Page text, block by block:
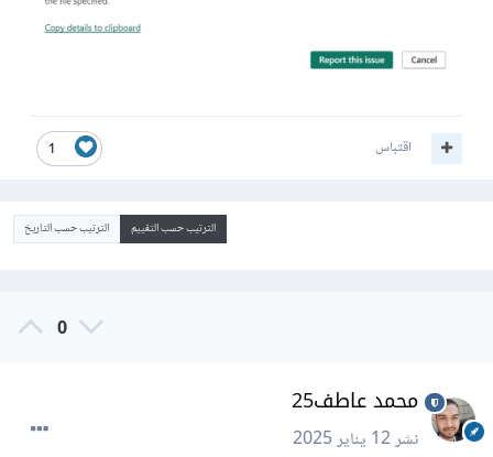
1 اقتباس
الترتيب حسب التقييم الترتيب حسب التاريخ
0
محمد عاطف25
نشر12 يناير 2025